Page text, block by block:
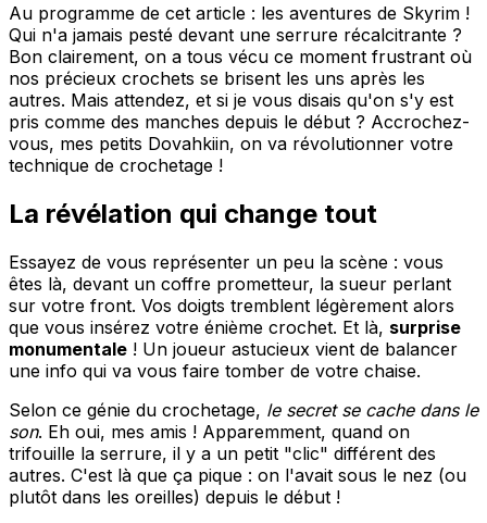
Au programme de cet article : les aventures de Skyrim !
Qui n'a jamais pesté devant une serrure récalcitrante ?
Bon clairement, on a tous vécu ce moment frustrant où
nos précieux crochets se brisent les uns après les
autres. Mais attendez, et si je vous disais qu'on s'y est
pris comme des manches depuis le début ? Accrochez-
vous, mes petits Dovahkiin, on va révolutionner votre
technique de crochetage !
La révélation qui change tout
Essayez de vous représenter un peu la scène : vous
êtes là, devant un coffre prometteur, la sueur perlant
sur votre front. Vos doigts tremblent légèrement alors
que vous insérez votre énième crochet. Et là, surprise
monumentale ! Un joueur astucieux vient de balancer
une info qui va vous faire tomber de votre chaise.
Selon ce génie du crochetage, le secret se cache dans le
son. Eh oui, mes amis ! Apparemment, quand on
trifouille la serrure, il y a un petit "clic" différent des
autres. C'est là que ça pique : on l'avait sous le nez (ou
plutôt dans les oreilles) depuis le début !